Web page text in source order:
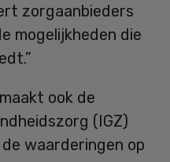
zorgaanbieders
mogelijkheden die
ook de
(IGZ)
waarderingen op